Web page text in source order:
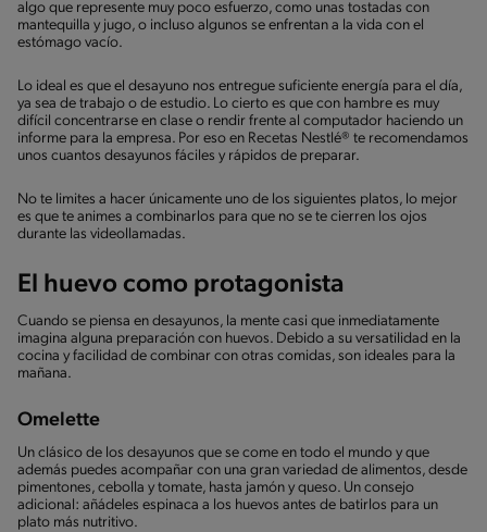
algo que represente muy poco esfuerzo, como unas tostadas con
mantequilla y jugo, o incluso algunos se enfrentan a la vida con el
estómago vacío.
Lo ideal es que el desayuno nos entregue suficiente energía para el día,
ya sea de trabajo o de estudio. Lo cierto es que con hambre es muy
difícil concentrarse en clase o rendir frente al computador haciendo un
informe para la empresa. Por eso en Recetas Nestlé® te recomendamos
unos cuantos desayunos fáciles y rápidos de preparar.
No te limites a hacer únicamente uno de los siguientes platos, lo mejor
es que te animes a combinarlos para que no se te cierren los ojos
durante las videollamadas.
El huevo como protagonista
Cuando se piensa en desayunos, la mente casi que inmediatamente
imagina alguna preparación con huevos. Debido a su versatilidad en la
cocina y facilidad de combinar con otras comidas, son ideales para la
mañana.
Omelette
Un clásico de los desayunos que se come en todo el mundo y que
además puedes acompañar con una gran variedad de alimentos, desde
pimentones, cebolla y tomate, hasta jamón y queso. Un consejo
adicional: añádeles espinaca a los huevos antes de batirlos para un
plato más nutritivo.